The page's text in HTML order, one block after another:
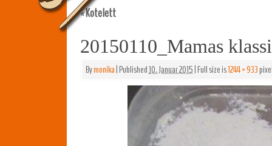
«Kotelett
20150110_Mamas
Bymonika|Published10. Januar 2015|Full size is1244 × 933